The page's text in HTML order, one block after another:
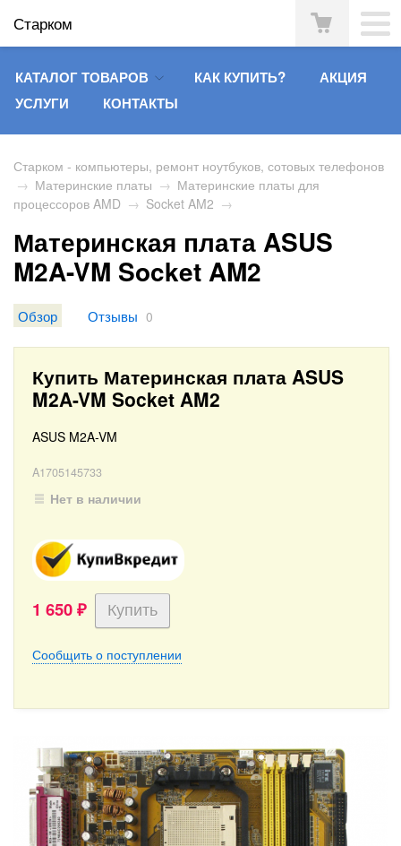
Старком
КАТАЛОГ ТОВАРОВ КАК КУПИТЬ?
АКЦИЯ
УСЛУГИ
КОНТАКТЫ
Старком - компьютеры, ремонт ноутбуков, сотовых телефонов
→ Материнские платы → Материнские платы для
процессоров AMD → Socket AM2 →
Материнская плата ASUS
M2A-VM Socket AM2
Обзор Отзывы 0
Купить Материнская плата ASUS
M2A-VM Socket AM2
ASUS M2A-VM
A1705145733
Нет в наличии
1 650 ₽
Сообщить о поступлении